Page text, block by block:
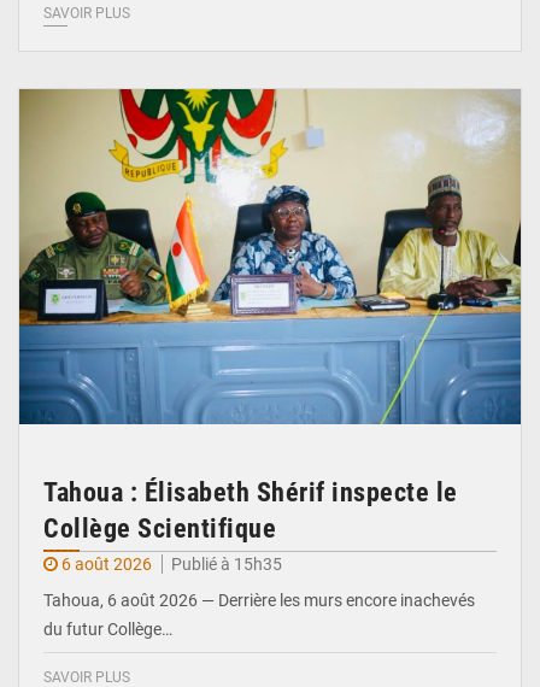
SAVOIR PLUS
Tahoua : Élisabeth Shérif inspecte le
Collège Scientifique
6 août 2026
Publié à 15h35
Tahoua, 6 août 2026 — Derrière les murs encore inachevés
du futur Collège…
SAVOIR PLUS